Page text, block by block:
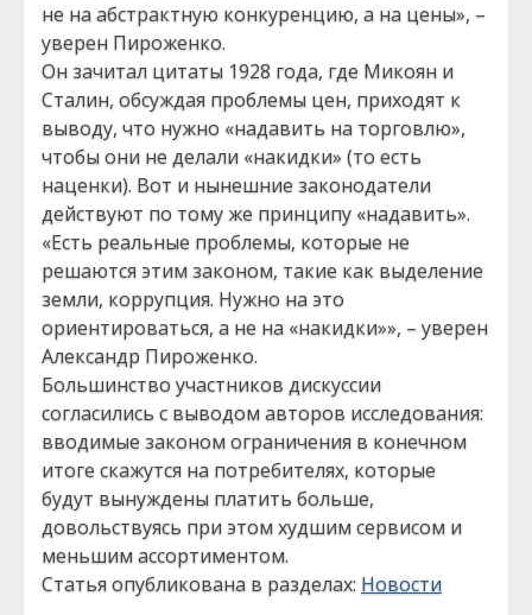
не на абстрактную конкуренцию, а на цены», –
уверен Пироженко.
Он зачитал цитаты 1928 года, где Микоян и
Сталин, обсуждая проблемы цен, приходят к
выводу, что нужно «надавить на торговлю»,
чтобы они не делали «накидки» (то есть
наценки). Вот и нынешние законодатели
действуют по тому же принципу «надавить».
«Есть реальные проблемы, которые не
решаются этим законом, такие как выделение
земли, коррупция. Нужно на это
ориентироваться, а не на «накидки»», – уверен
Александр Пироженко.
Большинство участников дискуссии
согласились с выводом авторов исследования:
вводимые законом ограничения в конечном
итоге скажутся на потребителях, которые
будут вынуждены платить больше,
довольствуясь при этом худшим сервисом и
меньшим ассортиментом.
Статья опубликована в разделах: Новости